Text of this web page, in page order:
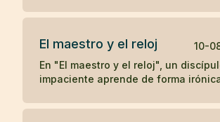
ilustrando la enseñanza zen de
nuestro propio corazón.
El maestro y el reloj
10-
En "El maestro y el reloj", un
impaciente aprende de forma
enseñanza zen sobre la paciencia